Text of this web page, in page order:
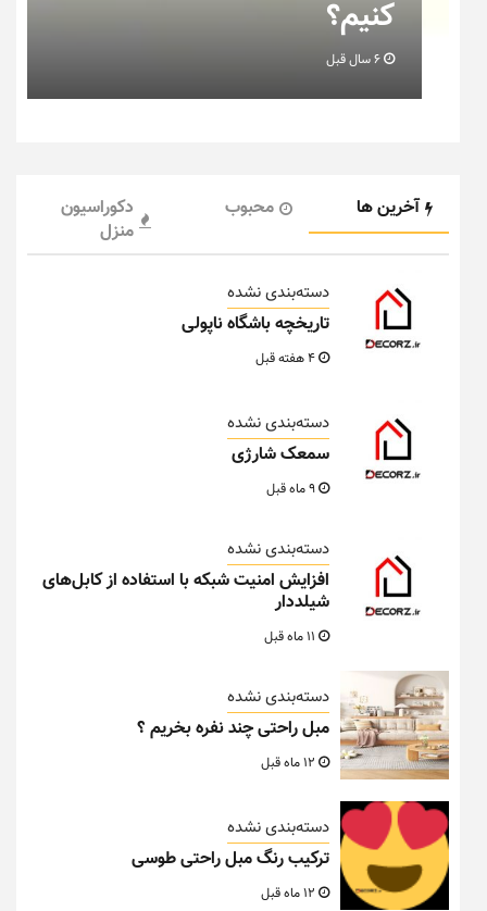
خانه عروس بدانیم + تصویر
6 سال قبل
آخرین ها محبوب
دکوراسیون
منزل
دسته‌بندی نشده
تاریخچه باشگاه ناپولی
دسته‌بندی نشده
سمعک شارژی
دسته‌بندی نشده
افزایش امنیت شبکه با استفاده از کابل‌های
شیلددار
دسته‌بندی نشده
مبل راحتی چند نفره بخریم ؟
دسته‌بندی نشده
ترکیب رنگ مبل راحتی طوسی